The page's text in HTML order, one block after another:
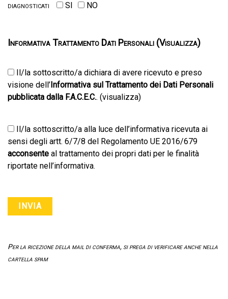
diagnosticati
SI NO
Informativa Trattamento Dati Personali (Visualizza)
Il/la sottoscritto/a dichiara di avere ricevuto e preso
visione dell’ Informativa sul Trattamento dei Dati Personali
pubblicata dalla F.A.C.E.C.. (visualizza)
Il/la sottoscritto/a alla luce dell’informativa ricevuta ai
sensi degli artt. 6/7/8 del Regolamento UE 2016/679
acconsente al trattamento dei propri dati per le finalità
riportate nell’informativa.
Per la ricezione della mail di conferma, si prega di verificare anche nella
cartella spam